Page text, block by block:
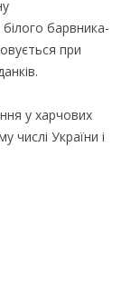
барвника-
при
у харчових
числі України і